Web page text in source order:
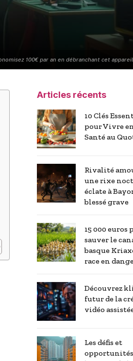
100€ par an en débranchant cet
Articles récents
10 Clés
pour Vivre
Santé au
Rivalité
une rixe
éclate à
blessé grave
15 000 euros
sauver le
basque
race en
Découvrez
futur de la
vidéo
Les défis et
opportunités